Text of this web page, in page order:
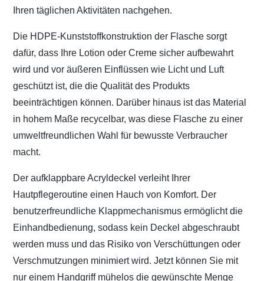
Ihren täglichen Aktivitäten nachgehen.
Die HDPE-Kunststoffkonstruktion der Flasche sorgt
dafür, dass Ihre Lotion oder Creme sicher aufbewahrt
wird und vor äußeren Einflüssen wie Licht und Luft
geschützt ist, die die Qualität des Produkts
beeinträchtigen können. Darüber hinaus ist das Material
in hohem Maße recycelbar, was diese Flasche zu einer
umweltfreundlichen Wahl für bewusste Verbraucher
macht.
Der aufklappbare Acryldeckel verleiht Ihrer
Hautpflegeroutine einen Hauch von Komfort. Der
benutzerfreundliche Klappmechanismus ermöglicht die
Einhandbedienung, sodass kein Deckel abgeschraubt
werden muss und das Risiko von Verschüttungen oder
Verschmutzungen minimiert wird. Jetzt können Sie mit
nur einem Handgriff mühelos die gewünschte Menge